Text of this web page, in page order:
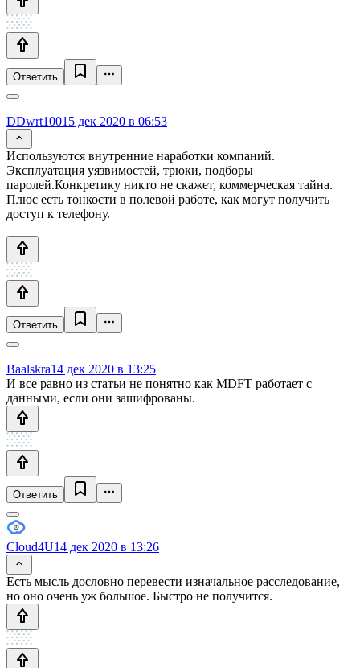
Ответить
DDwrt10015 дек 2020 в 06:53
Используются внутренние наработки компаний.
Эксплуатация уязвимостей, трюки, подборы
паролей.Конкретику никто не скажет, коммерческая тайна.
Плюс есть тонкости в полевой работе, как могут получить
доступ к телефону.
Ответить
Baalskra14 дек 2020 в 13:25
И все равно из статьи не понятно как MDFT работает с
данными, если они зашифрованы.
Ответить
Cloud4U14 дек 2020 в 13:26
Есть мысль дословно перевести изначальное расследование,
но оно очень уж большое. Быстро не получится.